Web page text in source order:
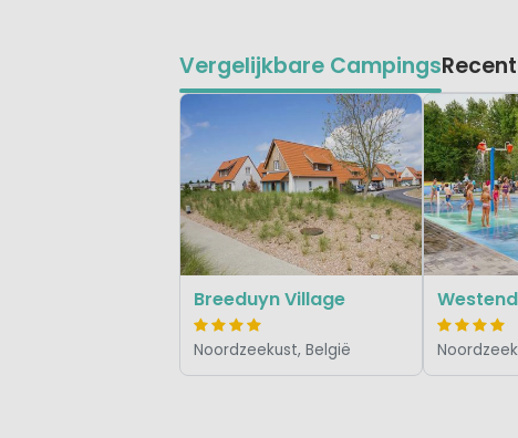
Vergelijkbare Campings
Breeduyn Village
Noordzeekust, België